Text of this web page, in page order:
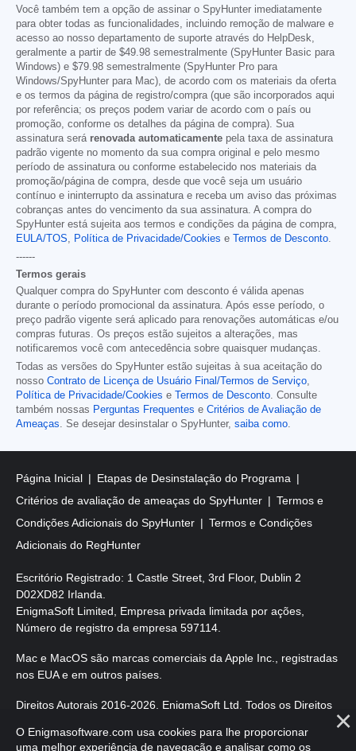
Você também tem a opção de assinar o SpyHunter imediatamente
para obter todas as funcionalidades, incluindo remoção de malware e
acesso ao nosso departamento de suporte através do HelpDesk,
geralmente a partir de $49.98 semestralmente (SpyHunter Basic para
Windows) e $79.98 semestralmente (SpyHunter Pro para
Windows/SpyHunter para Mac), de acordo com os materiais da oferta
e os termos da página de registro/compra (que são incorporados aqui
por referência; os preços podem variar de acordo com o país ou
promoção, conforme os detalhes da página de compra). Sua
assinatura será renovada automaticamente pela taxa de assinatura
padrão vigente no momento da sua compra original e pelo mesmo
período de assinatura ou conforme estabelecido nos materiais da
promoção/página de compra, desde que você seja um usuário
contínuo e ininterrupto da assinatura e receba um aviso das próximas
cobranças antes do vencimento da sua assinatura. A compra do
SpyHunter está sujeita aos termos e condições da página de compra,
EULA/TOS, Política de Privacidade/Cookies e Termos de Desconto.
------
Termos gerais
Qualquer compra do SpyHunter com desconto é válida apenas
durante o período promocional da assinatura. Após esse período, o
preço padrão vigente será aplicado para renovações automáticas e/ou
compras futuras. Os preços estão sujeitos a alterações, mas
notificaremos você com antecedência sobre quaisquer mudanças.
Todas as versões do SpyHunter estão sujeitas à sua aceitação do
nosso Contrato de Licença de Usuário Final/Termos de Serviço,
Política de Privacidade/Cookies e Termos de Desconto. Consulte
também nossas Perguntas Frequentes e Critérios de Avaliação de
Ameaças. Se desejar desinstalar o SpyHunter, saiba como.
Página Inicial
Etapas de Desinstalação do Programa
Critérios de avaliação de ameaças do SpyHunter
Termos e
Condições Adicionais do SpyHunter
Termos e Condições
Adicionais do RegHunter
Escritório Registrado: 1 Castle Street, 3rd Floor, Dublin 2
D02XD82 Irlanda.
EnigmaSoft Limited, Empresa privada limitada por ações,
Número de registro da empresa 597114.
Mac e MacOS são marcas comerciais da Apple Inc., registradas
nos EUA e em outros países.
Direitos Autorais 2016-2026 . EnigmaSoft Ltd. Todos os Direitos
O Enigmasoftware.com usa cookies para lhe proporcionar
uma melhor experiência de navegação e analisar como os